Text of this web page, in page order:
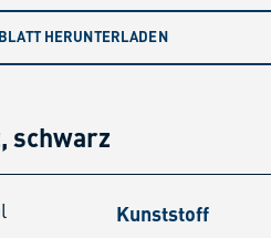
HERUNTERLADEN
schwarz
Kunststoff